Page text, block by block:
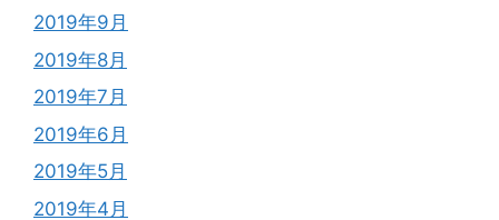
2019年9月
2019年8月
2019年7月
2019年6月
2019年5月
2019年4月